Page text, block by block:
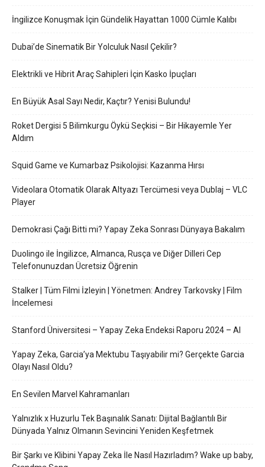
İngilizce Konuşmak İçin Gündelik Hayattan 1000 Cümle Kalıbı
Dubai’de Sinematik Bir Yolculuk Nasıl Çekilir?
Elektrikli ve Hibrit Araç Sahipleri İçin Kasko İpuçları
En Büyük Asal Sayı Nedir, Kaçtır? Yenisi Bulundu!
Roket Dergisi 5 Bilimkurgu Öykü Seçkisi – Bir Hikayemle Yer
Aldım
Squid Game ve Kumarbaz Psikolojisi: Kazanma Hırsı
Videolara Otomatik Olarak Altyazı Tercümesi veya Dublaj – VLC
Player
Demokrasi Çağı Bitti mi? Yapay Zeka Sonrası Dünyaya Bakalım
Duolingo ile İngilizce, Almanca, Rusça ve Diğer Dilleri Cep
Telefonunuzdan Ücretsiz Öğrenin
Stalker | Tüm Filmi İzleyin | Yönetmen: Andrey Tarkovsky | Film
İncelemesi
Stanford Üniversitesi – Yapay Zeka Endeksi Raporu 2024 – AI
Yapay Zeka, Garcia’ya Mektubu Taşıyabilir mi? Gerçekte Garcia
Olayı Nasıl Oldu?
En Sevilen Marvel Kahramanları
Yalnızlık x Huzurlu Tek Başınalık Sanatı: Dijital Bağlantılı Bir
Dünyada Yalnız Olmanın Sevincini Yeniden Keşfetmek
Bir Şarkı ve Klibini Yapay Zeka İle Nasıl Hazırladım? Wake up baby,